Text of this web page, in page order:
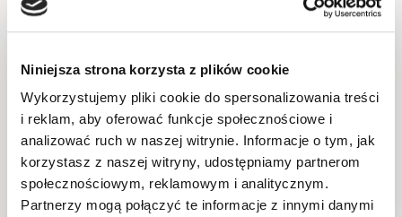
Niniejsza strona korzysta z plików cookie
Wykorzystujemy pliki cookie do spersonalizowania treści
i reklam, aby oferować funkcje społecznościowe i
analizować ruch w naszej witrynie. Informacje o tym, jak
korzystasz z naszej witryny, udostępniamy partnerom
społecznościowym, reklamowym i analitycznym.
Partnerzy mogą połączyć te informacje z innymi danymi
Wykonanie
Opakowanie